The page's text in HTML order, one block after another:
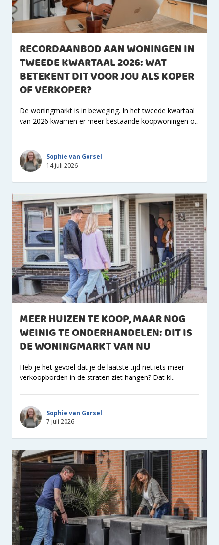
RECORDAANBOD AAN WONINGEN IN
TWEEDE KWARTAAL 2026: WAT
BETEKENT DIT VOOR JOU ALS KOPER
OF VERKOPER?
De woningmarkt is in beweging. In het tweede kwartaal
van 2026 kwamen er meer bestaande koopwoningen o...
Sophie van Gorsel
14 juli 2026
MEER HUIZEN TE KOOP, MAAR NOG
WEINIG TE ONDERHANDELEN: DIT IS
DE WONINGMARKT VAN NU
Heb je het gevoel dat je de laatste tijd net iets meer
verkoopborden in de straten ziet hangen? Dat kl...
Sophie van Gorsel
7 juli 2026